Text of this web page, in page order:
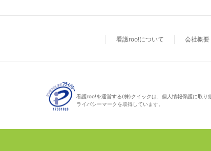
看護roo!について 会社概要
看護roo!を運営する(株)クイックは、個人情報保護に取り
ライバシーマークを取得しています。